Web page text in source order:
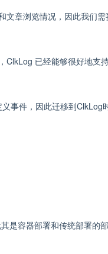
章浏览情况，因此我们
已经能够很好地支持
事件，因此迁移到
是容器部署和传统部署